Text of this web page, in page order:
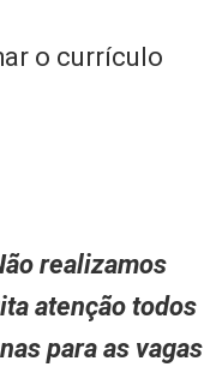
o currículo
realizamos
atenção todos
para as vagas